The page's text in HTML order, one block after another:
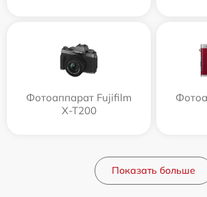
Фотоаппарат Fujifilm
X-T200
Показать больше